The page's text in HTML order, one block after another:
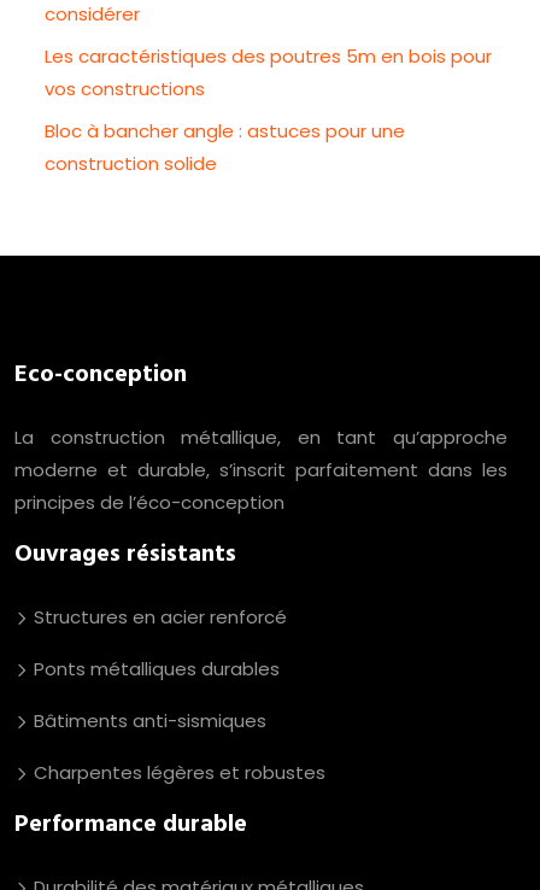
considérer
Les caractéristiques des poutres 5m en bois pour
vos constructions
Bloc à bancher angle : astuces pour une
construction solide
Eco-conception
La construction métallique, en tant qu’approche
moderne et durable, s’inscrit parfaitement dans les
principes de l’éco-conception
Ouvrages résistants
Structures en acier renforcé
Ponts métalliques durables
Bâtiments anti-sismiques
Charpentes légères et robustes
Performance durable